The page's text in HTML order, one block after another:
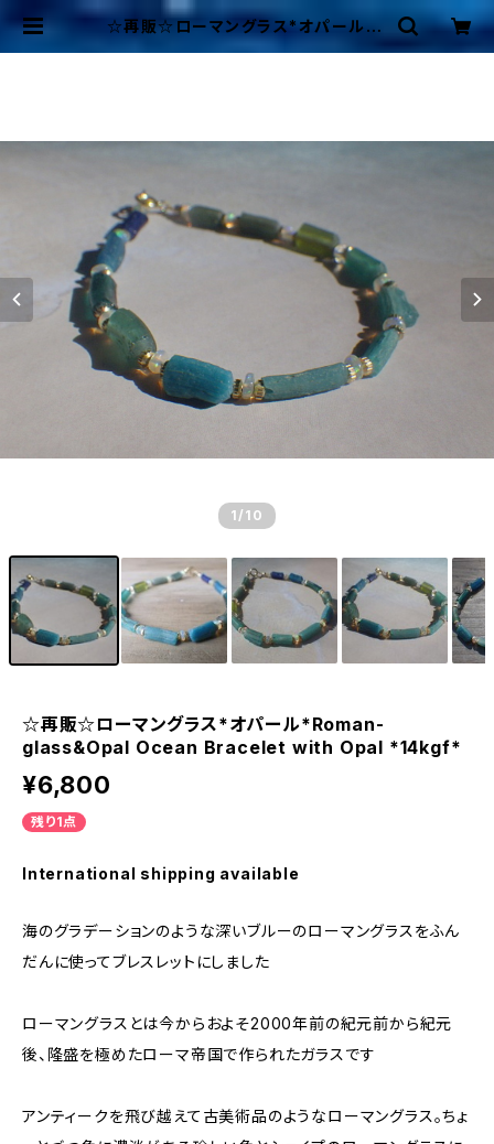
☆再販☆ローマングラス*オパール*R
oman-glass&Opal Ocean Bra
1 /10
☆再販☆ローマングラス*オパール*Roman-
glass&Opal Ocean Bracelet with Opal *14kgf*
¥6,800
残り1点
International shipping available
海のグラデーションのような深いブルーのローマングラスをふん
だんに使ってブレスレットにしました
ローマングラスとは今からおよそ2000年前の紀元前から紀元
後、隆盛を極めたローマ帝国で作られたガラスです
アンティークを飛び越えて古美術品のようなローマングラス。ちょ